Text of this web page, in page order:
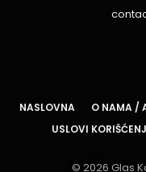
NASLOVNA O NAMA /
USLOVI
© 2026 Glas